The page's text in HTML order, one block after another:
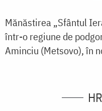
Mănăstirea „Sfântul
într-o regiune de
Aminciu (Metsovo), în